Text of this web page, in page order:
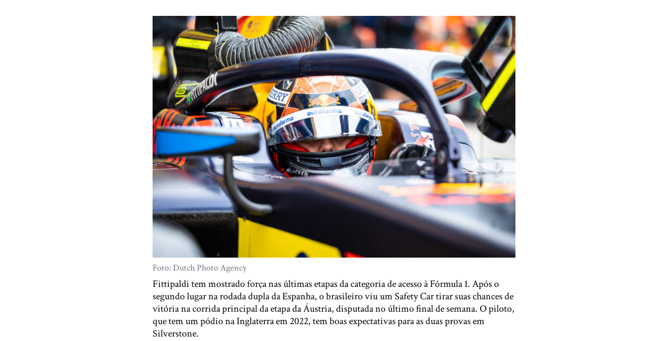
Foto: Dutch Photo Agency
Fittipaldi tem mostrado força nas últimas etapas da categoria de acesso à Fórmula 1. Após o
segundo lugar na rodada dupla da Espanha, o brasileiro viu um Safety Car tirar suas chances de
vitória na corrida principal da etapa da Áustria, disputada no último final de semana. O piloto,
que tem um pódio na Inglaterra em 2022, tem boas expectativas para as duas provas em
Silverstone.